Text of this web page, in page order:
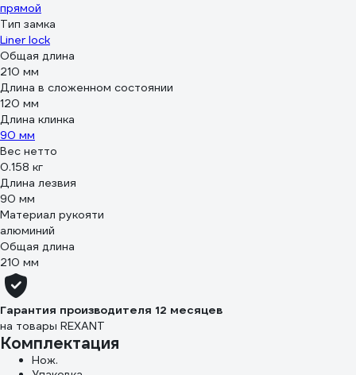
прямой
Тип замка
Liner lock
Общая длина
210 мм
Длина в сложенном состоянии
120 мм
Длина клинка
90 мм
Вес нетто
0.158 кг
Длина лезвия
90 мм
Материал рукояти
алюминий
Общая длина
210 мм
Гарантия производителя 12 месяцев
на товары REXANT
Комплектация
Нож.